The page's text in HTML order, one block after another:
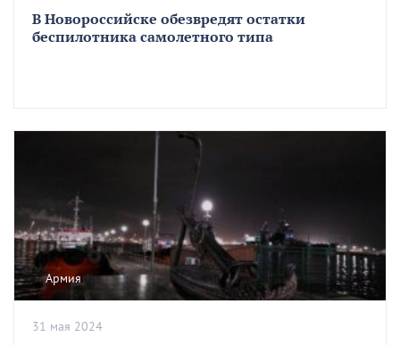
В Новороссийске обезвредят остатки
беспилотника самолетного типа
Армия
31 мая 2024